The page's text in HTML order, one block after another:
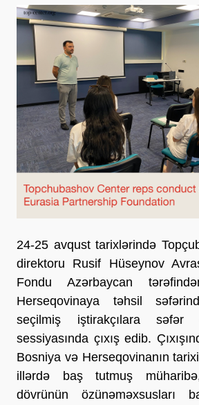
24-25 avqust tarixlərində
direktoru Rusif Hüseynov
Fondu Azərbaycan
Herseqovinaya təhsil
seçilmiş iştirakçılara səfər
sessiyasında çıxış edib.
Bosniya və Herseqovinanın
illərdə baş tutmuş
dövrünün özünəməxsusları